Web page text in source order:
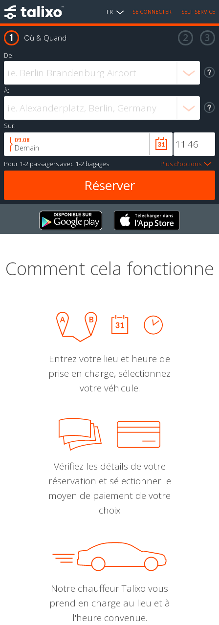
FR SE CONNECTER SELF SERVICE
Où & Quand
De:
À:
Sur:
09.08
Demain
Pour 1-2 passagersavec 1-2 bagages Plus d'options
Comment cela fonctionne
Entrez votre lieu et heure de
prise en charge, sélectionnez
votre véhicule.
Vérifiez les détails de votre
réservation et sélectionner le
moyen de paiement de votre
choix
Notre chauffeur Talixo vous
prend en charge au lieu et à
l'heure convenue.